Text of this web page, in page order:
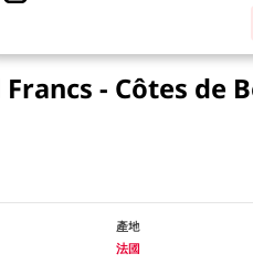
- Côtes de
產地
法國